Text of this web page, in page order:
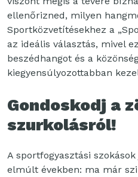
ellenőrizned, milyen
Sportközvetítésekhez a
az ideális választás, mivel
beszédhangot és a
kiegyensúlyozottabban
Gondoskodj a
szurkolásról!
A sportfogyasztási
elmúlt években: ma már